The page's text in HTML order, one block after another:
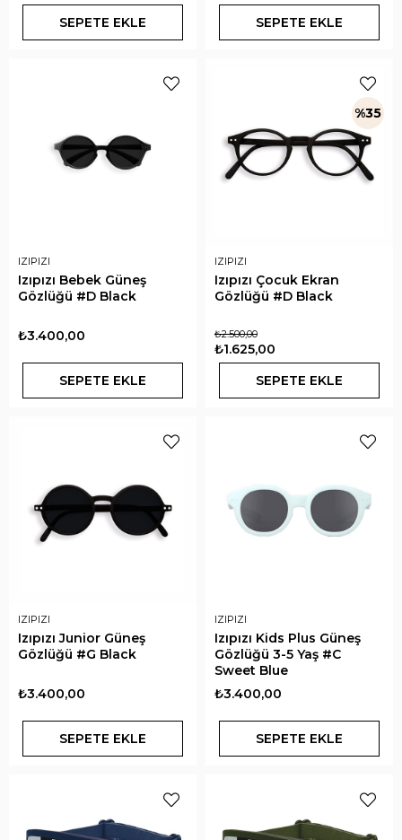
SEPETE EKLE SEPETE EKLE
IZIPIZI
Izıpızı Bebek Güneş
Gözlüğü #D Black
₺3.400,00
SEPETE EKLE
IZIPIZI
Izıpızı Çocuk Ekran
Gözlüğü #D Black
₺1.625,00
₺2.500,00
SEPETE EKLE
%35
IZIPIZI
Izıpızı Junior Güneş
Gözlüğü #G Black
₺3.400,00
SEPETE EKLE
IZIPIZI
Izıpızı Kids Plus Güneş
Gözlüğü 3-5 Yaş #C
Sweet Blue
₺3.400,00
SEPETE EKLE